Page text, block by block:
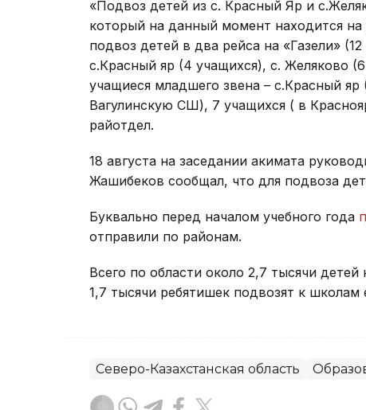
«Подвоз детей из с. Красный Яр и
который на данный момент находится
подвоз детей в два рейса на «Газели»
с.Красный яр (4 учащихся), с. Желяково
учащиеся младшего звена – с.Красный
Вагулинскую СШ), 7 учащихся ( в
райотдел.
18 августа на заседании акимата
Жашибеков сообщал, что для подвоза
Буквально перед началом учебного года
отправили по районам.
Всего по области около 2,7 тысячи
1,7 тысячи ребятишек подвозят к
Северо-Казахстанская область